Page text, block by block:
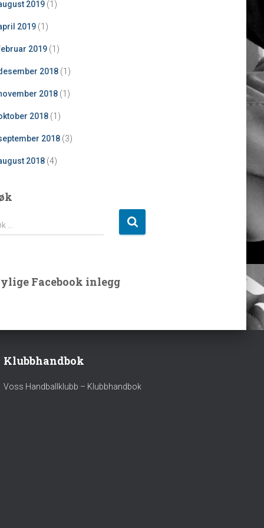
2019 (1)
2019 (1)
2019 (1)
2018 (1)
2018 (1)
2018 (1)
2018 (3)
2018 (4)
…
Facebook inlegg
Klubbhandbok
Voss Handballklubb – Klubbhandbok